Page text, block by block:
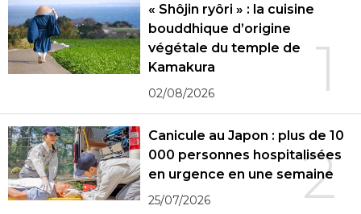
1
« Shôjin ryôri » : la cuisine
bouddhique d’origine
végétale du temple de
Kamakura
02/08/2026
2
Canicule au Japon : plus de 10
000 personnes hospitalisées
en urgence en une semaine
25/07/2026